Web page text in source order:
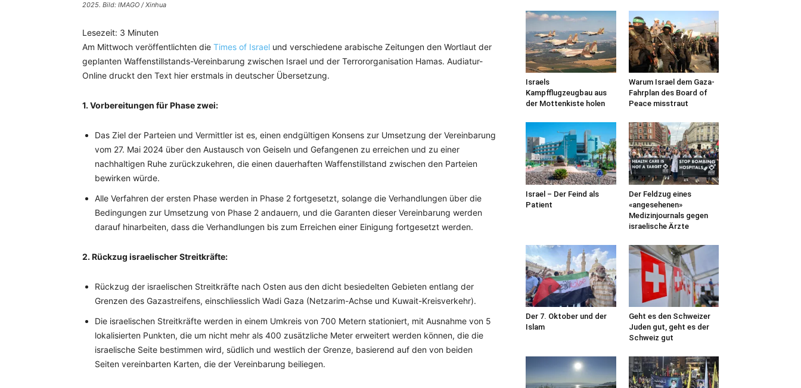
2025. Bild: IMAGO / Xinhua
Lesezeit: 3 Minuten
Am Mittwoch veröffentlichten die Times of Israel und verschiedene arabische Zeitungen den Wortlaut der
geplanten Waffenstillstands-Vereinbarung zwischen Israel und der Terrororganisation Hamas. Audiatur-
Online druckt den Text hier erstmals in deutscher Übersetzung.
1. Vorbereitungen für Phase zwei:
Das Ziel der Parteien und Vermittler ist es, einen endgültigen Konsens zur Umsetzung der Vereinbarung
vom 27. Mai 2024 über den Austausch von Geiseln und Gefangenen zu erreichen und zu einer
nachhaltigen Ruhe zurückzukehren, die einen dauerhaften Waffenstillstand zwischen den Parteien
bewirken würde.
Alle Verfahren der ersten Phase werden in Phase 2 fortgesetzt, solange die Verhandlungen über die
Bedingungen zur Umsetzung von Phase 2 andauern, und die Garanten dieser Vereinbarung werden
darauf hinarbeiten, dass die Verhandlungen bis zum Erreichen einer Einigung fortgesetzt werden.
2. Rückzug israelischer Streitkräfte:
Rückzug der israelischen Streitkräfte nach Osten aus den dicht besiedelten Gebieten entlang der
Grenzen des Gazastreifens, einschliesslich Wadi Gaza (Netzarim-Achse und Kuwait-Kreisverkehr).
Die israelischen Streitkräfte werden in einem Umkreis von 700 Metern stationiert, mit Ausnahme von 5
lokalisierten Punkten, die um nicht mehr als 400 zusätzliche Meter erweitert werden können, die die
israelische Seite bestimmen wird, südlich und westlich der Grenze, basierend auf den von beiden
Seiten vereinbarten Karten, die der Vereinbarung beiliegen.
Israels
Kampfflugzeugbau aus
der Mottenkiste holen
Warum Israel dem Gaza-
Fahrplan des Board of
Peace misstraut
Israel – Der Feind als
Patient
Der Feldzug eines
«angesehenen»
Medizinjournals gegen
israelische Ärzte
Der 7. Oktober und der
Islam
Geht es den Schweizer
Juden gut, geht es der
Schweiz gut